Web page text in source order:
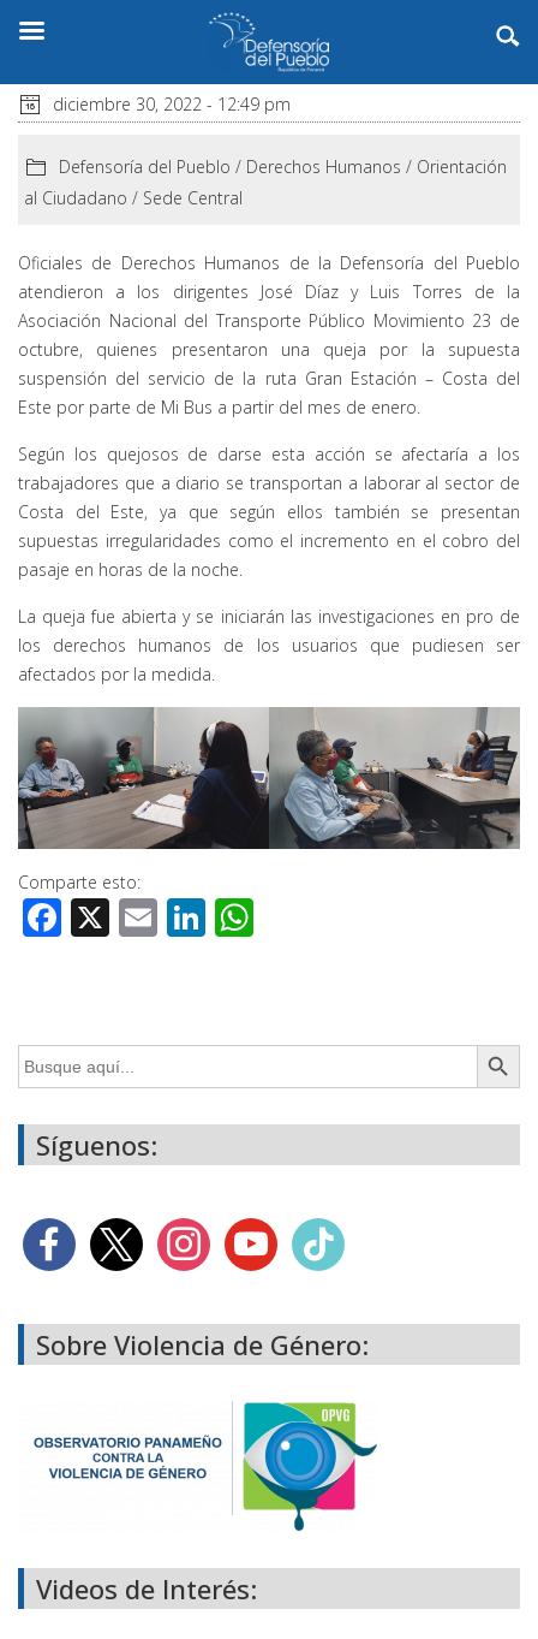
diciembre 30, 2022 - 12:49 pm
Defensoría del Pueblo / Derechos Humanos / Orientación
al Ciudadano / Sede Central
Oficiales de Derechos Humanos de la Defensoría del Pueblo
atendieron a los dirigentes José Díaz y Luis Torres de la
Asociación Nacional del Transporte Público Movimiento 23 de
octubre, quienes presentaron una queja por la supuesta
suspensión del servicio de la ruta Gran Estación – Costa del
Este por parte de Mi Bus a partir del mes de enero.
Según los quejosos de darse esta acción se afectaría a los
trabajadores que a diario se transportan a laborar al sector de
Costa del Este, ya que según ellos también se presentan
supuestas irregularidades como el incremento en el cobro del
pasaje en horas de la noche.
La queja fue abierta y se iniciarán las investigaciones en pro de
los derechos humanos de los usuarios que pudiesen ser
afectados por la medida.
Comparte esto:
Facebook
X EmailLinkedIn
Buscar: Botón de
Síguenos:
Sobre Violencia de Género:
Videos de Interés: